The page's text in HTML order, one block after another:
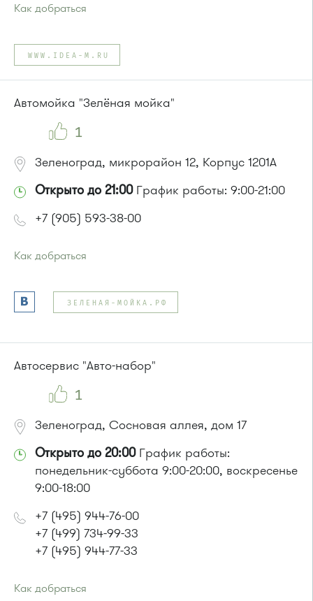
Как добраться
Автобусы № 30, 400, 440, 817, 905.
Маршрутка № 431м, 476м, 900
WWW.IDEA-M.RU
Автомойка "Зелёная мойка"
1
Зеленоград, микрорайон 12, Корпус 1201А
Открыто до 21:00График работы: 9:00-21:00
+7 (905) 593-38-00
Как добраться
Автобус № 1, 9, 10, 12, 13, 15, 23, 31, 312, 377, 390, 476, 493.
Маршрутка № 127, 128, 312, 377, 390, 409м, 431м, 476, 476м,
или до остановки"Филаретовская улица":
ЗЕЛЕНАЯ-МОЙКА.РФ
Автосервис "Авто-набор"
1
Зеленоград, Сосновая аллея, дом 17
Открыто до 20:00График работы:
понедельник-суббота 9:00-20:00, воскресенье
9:00-18:00
+7 (495) 944-76-00
+7 (499) 734-99-33
+7 (495) 944-77-33
Как добраться